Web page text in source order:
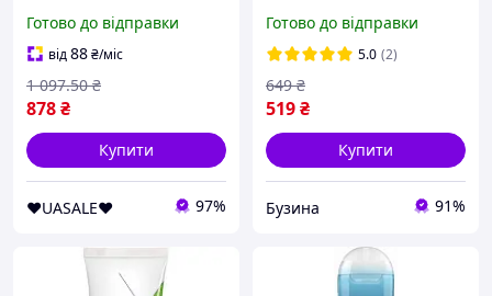
аромат ананаса Porn
Sperm Pineapple
Готово до відправки
від88₴/міс
878₴
1 097.50 ₴
Купити
❤️UASALE❤️ 97%
(лубрикант) 100 мл
(4820108005129) v
Готово до відправки
5.0 (2)
519₴
649 ₴
Купити
Бузина 91%